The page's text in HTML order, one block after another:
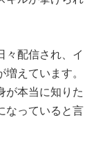
々配信され、イ
えています。
が本当に知りた
なっていると言